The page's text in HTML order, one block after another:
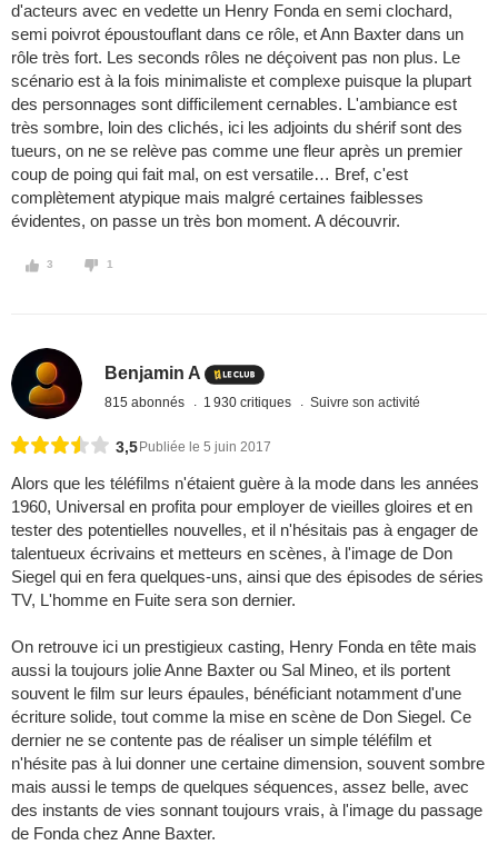
d'acteurs avec en vedette un Henry Fonda en semi clochard,
semi poivrot époustouflant dans ce rôle, et Ann Baxter dans un
rôle très fort. Les seconds rôles ne déçoivent pas non plus. Le
scénario est à la fois minimaliste et complexe puisque la plupart
des personnages sont difficilement cernables. L'ambiance est
très sombre, loin des clichés, ici les adjoints du shérif sont des
tueurs, on ne se relève pas comme une fleur après un premier
coup de poing qui fait mal, on est versatile… Bref, c'est
complètement atypique mais malgré certaines faiblesses
évidentes, on passe un très bon moment. A découvrir.
3 1
Benjamin A
815 abonnés 1 930 critiques Suivre son activité
3,5 Publiée le 5 juin 2017
Alors que les téléfilms n'étaient guère à la mode dans les années
1960, Universal en profita pour employer de vieilles gloires et en
tester des potentielles nouvelles, et il n'hésitais pas à engager de
talentueux écrivains et metteurs en scènes, à l'image de Don
Siegel qui en fera quelques-uns, ainsi que des épisodes de séries
TV, L'homme en Fuite sera son dernier.
On retrouve ici un prestigieux casting, Henry Fonda en tête mais
aussi la toujours jolie Anne Baxter ou Sal Mineo, et ils portent
souvent le film sur leurs épaules, bénéficiant notamment d'une
écriture solide, tout comme la mise en scène de Don Siegel. Ce
dernier ne se contente pas de réaliser un simple téléfilm et
n'hésite pas à lui donner une certaine dimension, souvent sombre
mais aussi le temps de quelques séquences, assez belle, avec
des instants de vies sonnant toujours vrais, à l'image du passage
de Fonda chez Anne Baxter.